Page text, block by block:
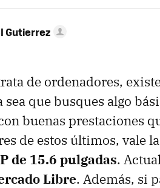
Gutierrez
de ordenadores,
sea que busques algo
buenas prestaciones
de estos últimos, vale
de 15.6 pulgadas.
Libre. Además, si